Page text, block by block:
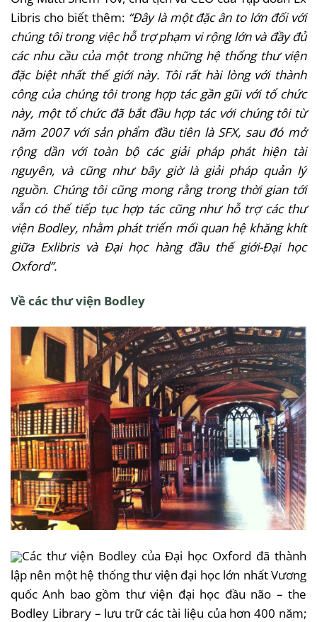
Libris cho biết thêm: “Đây là một đặc ân to lớn đối với
chúng tôi trong việc hỗ trợ phạm vi rộng lớn và đầy đủ
các nhu cầu của một trong những hệ thống thư viện
đặc biệt nhất thế giới này. Tôi rất hài lòng với thành
công của chúng tôi trong hợp tác gần gũi với tổ chức
này, một tổ chức đã bắt đầu hợp tác với chúng tôi từ
năm 2007 với sản phẩm đầu tiên là SFX, sau đó mở
rộng dần với toàn bộ các giải pháp phát hiện tài
nguyên, và cũng như bây giờ là giải pháp quản lý
nguồn. Chúng tôi cũng mong rằng trong thời gian tới
vẫn có thể tiếp tục hợp tác cũng như hỗ trợ các thư
viện Bodley, nhằm phát triển mối quan hệ khăng khít
giữa Exlibris và Đại học hàng đầu thế giới-Đại học
Oxford”.
Về các thư viện Bodley
Các thư viện Bodley của Đại học Oxford đã thành
lập nên một hệ thống thư viện đại học lớn nhất Vương
quốc Anh bao gồm thư viện đại học đầu não – the
Bodley Library – lưu trữ các tài liệu của hơn 400 năm;